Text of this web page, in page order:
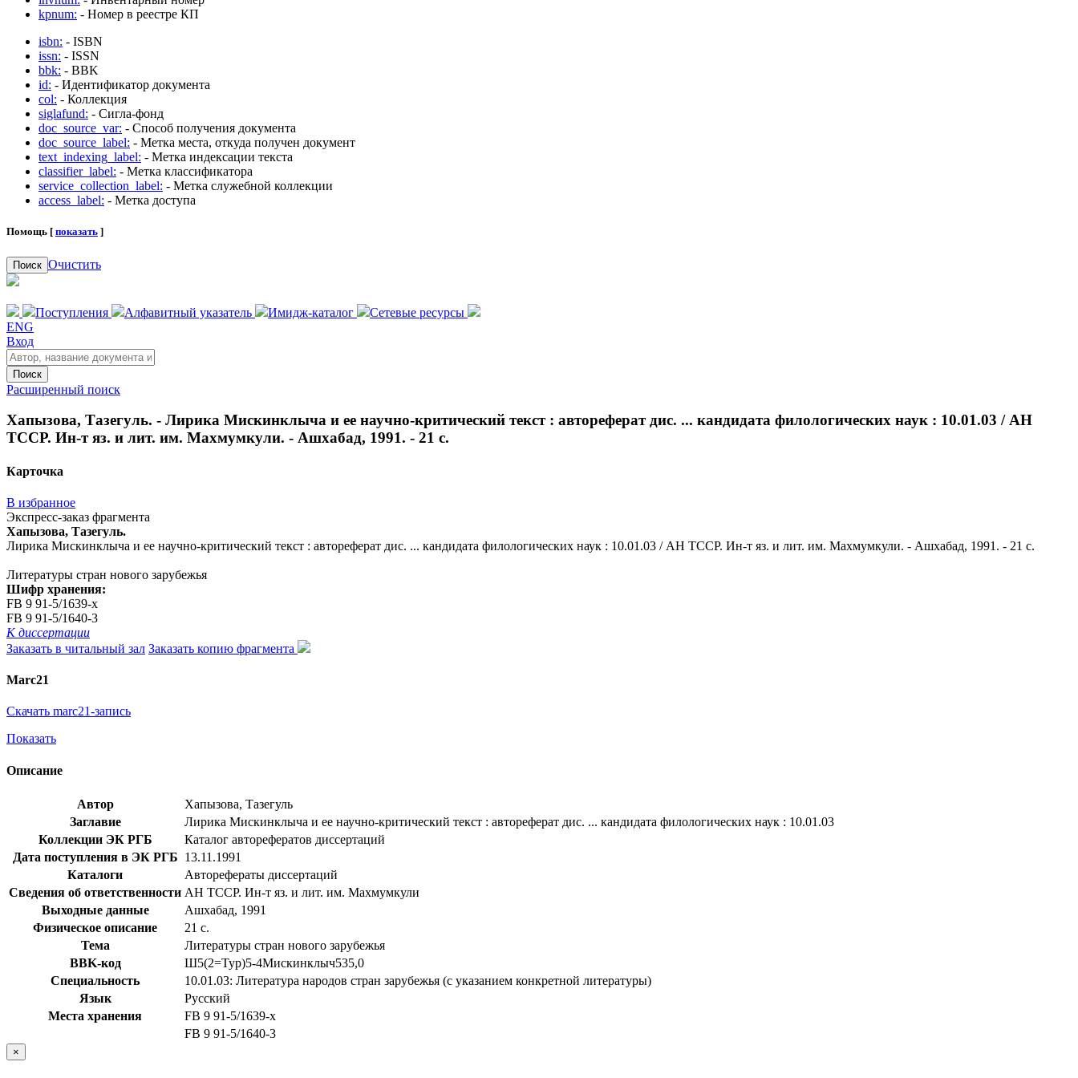
kpnum: - Номер в реестре КП
isbn: - ISBN
issn: - ISSN
bbk: - BBK
id: - Идентификатор документа
col: - Коллекция
siglafund: - Сигла-фонд
doc_source_var: - Способ получения документа
doc_source_label: - Метка места, откуда получен документ
text_indexing_label: - Метка индексации текста
classifier_label: - Метка классификатора
service_collection_label: - Метка служебной коллекции
access_label: - Метка доступа
Помощь [ показать ]
Поиск Очистить
Поступления Алфавитный указатель Имидж-каталог
Сетевые ресурсы
ENG
Вход
Поиск
Расширенный поиск
Хапызова, Тазегуль. - Лирика Мискинклыча и ее научно-критический текст : автореферат дис. ... кандидата филологических наук : 10.01.03 / АН
ТССР. Ин-т яз. и лит. им. Махмумкули. - Ашхабад, 1991. - 21 с.
Карточка
В избранное
Экспресс-заказ фрагмента
Хапызова, Тазегуль.
Лирика Мискинклыча и ее научно-критический текст : автореферат дис. ... кандидата филологических наук : 10.01.03 / АН ТССР. Ин-т яз. и лит. им. Махмумкули. - Ашхабад, 1991. - 21 с.
Литературы стран нового зарубежья
Шифр хранения:
FB 9 91-5/1639-x
FB 9 91-5/1640-3
К диссертации
Заказать в читальный зал Заказать копию фрагмента
Marc21
Скачать marc21-запись
Показать
Описание
Автор
Хапызова, Тазегуль
Заглавие
Лирика Мискинклыча и ее научно-критический текст : автореферат дис. ... кандидата филологических наук : 10.01.03
Коллекции ЭК РГБ
Каталог авторефератов диссертаций
Дата поступления в ЭК РГБ 13.11.1991
Каталоги
Авторефераты диссертаций
Сведения об ответственности АН ТССР. Ин-т яз. и лит. им. Махмумкули
Выходные данные
Ашхабад, 1991
Физическое описание
21 с.
Тема
Литературы стран нового зарубежья
BBK-код
Ш5(2=Тур)5-4Мискинклыч535,0
Специальность
10.01.03: Литература народов стран зарубежья (с указанием конкретной литературы)
Язык
Русский
Места хранения
FB 9 91-5/1639-x
FB 9 91-5/1640-3
×